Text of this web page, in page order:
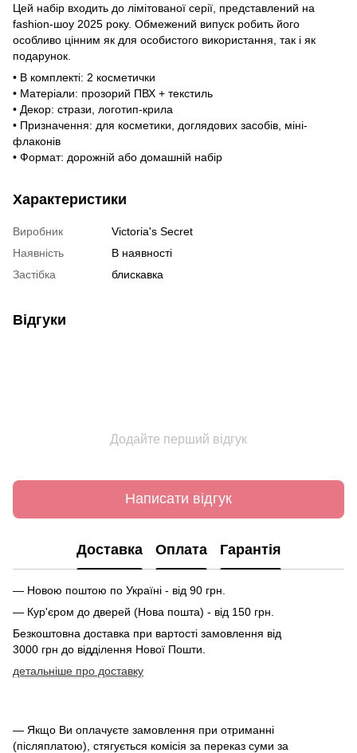
Цей набір входить до лімітованої серії, представлений на
fashion-шоу 2025 року. Обмежений випуск робить його
особливо цінним як для особистого використання, так і як
подарунок.
• В комплекті: 2 косметички
• Матеріали: прозорий ПВХ + текстиль
• Декор: стрази, логотип-крила
• Призначення: для косметики, доглядових засобів, міні-
флаконів
• Формат: дорожній або домашній набір
Характеристики
Виробник
Victoria's Secret
Наявність
В наявності
Застібка
блискавка
Відгуки
Додайте перший відгук
Написати відгук
Доставка Оплата Гарантія
— Новою поштою по Україні - від 90 грн.
— Кур'єром до дверей (Нова пошта) - від 150 грн.
Безкоштовна доставка при вартості замовлення від
3000 грн до відділення Нової Пошти.
детальніше про доставку
— Якщо Ви оплачуєте замовлення при отриманні
(післяплатою), стягується комісія за переказ суми за